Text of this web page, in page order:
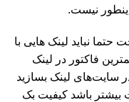
نیست.
نباید لینک هایی با
فاکتور در لینک
سایت‌‌های لینک بسازید
بیشتر باشد کیفیت بک